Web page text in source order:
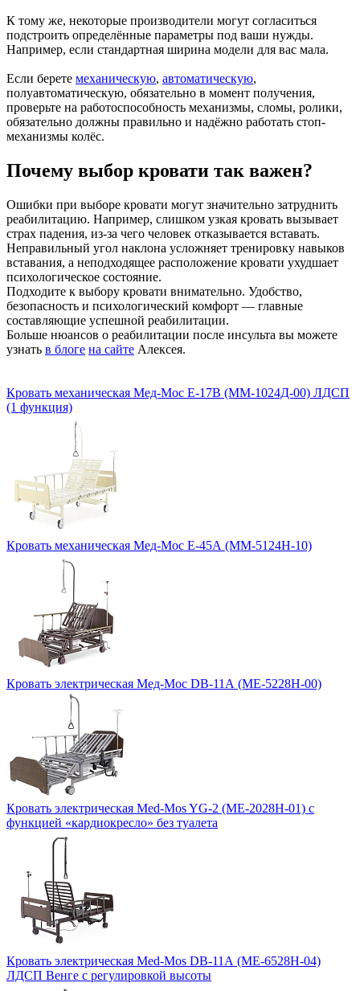
К тому же, некоторые производители могут согласиться
подстроить определённые параметры под ваши нужды.
Например, если стандартная ширина модели для вас мала.
Если берете механическую, автоматическую,
полуавтоматическую, обязательно в момент получения,
проверьте на работоспособность механизмы, сломы, ролики,
обязательно должны правильно и надёжно работать стоп-
механизмы колёс.
Почему выбор кровати так важен?
Ошибки при выборе кровати могут значительно затруднить
реабилитацию. Например, слишком узкая кровать вызывает
страх падения, из-за чего человек отказывается вставать.
Неправильный угол наклона усложняет тренировку навыков
вставания, а неподходящее расположение кровати ухудшает
психологическое состояние.
Подходите к выбору кровати внимательно. Удобство,
безопасность и психологический комфорт — главные
составляющие успешной реабилитации.
Больше нюансов о реабилитации после инсульта вы можете
узнать в блоге на сайте Алексея.
Кровать механическая Мед-Мос E-17B (ММ-1024Д-00) ЛДСП
(1 функция)
Кровать механическая Мед-Мос Е-45А (ММ-5124Н-10)
Кровать электрическая Мед-Мос DB-11А (МЕ-5228Н-00)
Кровать электрическая Med-Mos YG-2 (МЕ-2028Н-01) c
функцией «кардиокресло» без туалета
Кровать электрическая Med-Mos DB-11А (МЕ-6528H-04)
ЛДСП Венге с регулировкой высоты